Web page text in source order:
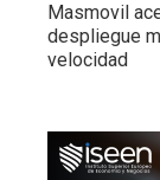
Masmovil
despliegue
velocidad